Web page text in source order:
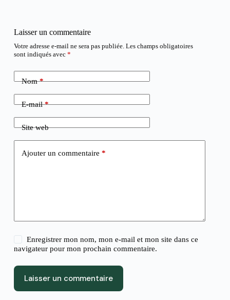
Laisser un commentaire
Votre adresse e-mail ne sera pas publiée. Les champs obligatoires
sont indiqués avec *
Nom*
E-mail*
Site web
Ajouter un commentaire *
Enregistrer mon nom, mon e-mail et mon site dans ce
navigateur pour mon prochain commentaire.
Laisser un commentaire